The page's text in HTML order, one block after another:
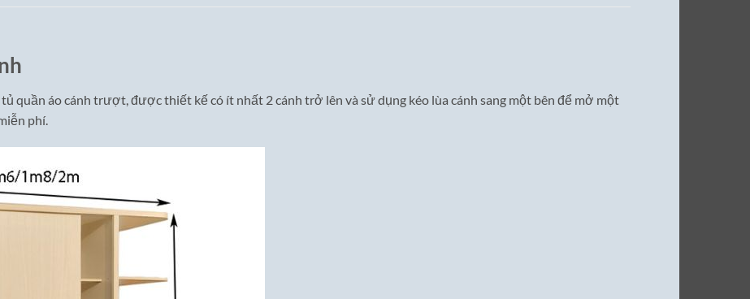
tủ quần áo cánh trượt, được thiết kế có ít nhất 2 cánh trở lên và sử dụng kéo lùa cánh sang một bên để mở một
phí.